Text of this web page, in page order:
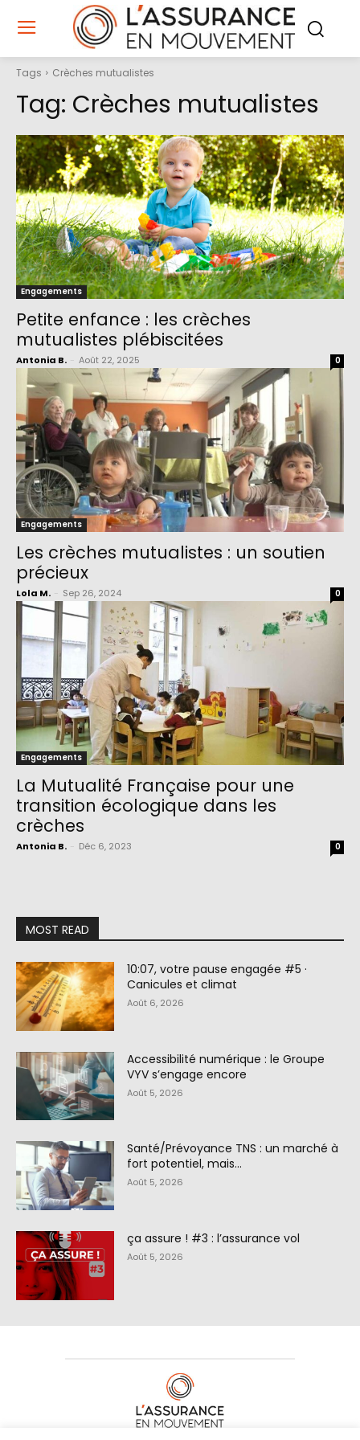
Tags Crèches mutualistes
Tag: Crèches mutualistes
Engagements
Petite enfance : les crèches
mutualistes plébiscitées
Antonia B. Août 22, 2025 0
Engagements
Les crèches mutualistes : un soutien
précieux
Lola M. Sep 26, 2024 0
Engagements
La Mutualité Française pour une
transition écologique dans les
crèches
Antonia B. Déc 6, 2023 0
MOST READ
10:07, votre pause engagée #5 ·
Canicules et climat
Août 6, 2026
Accessibilité numérique : le Groupe
VYV s’engage encore
Août 5, 2026
Santé/Prévoyance TNS : un marché à
fort potentiel, mais…
Août 5, 2026
ça assure ! #3 : l’assurance vol
Août 5, 2026